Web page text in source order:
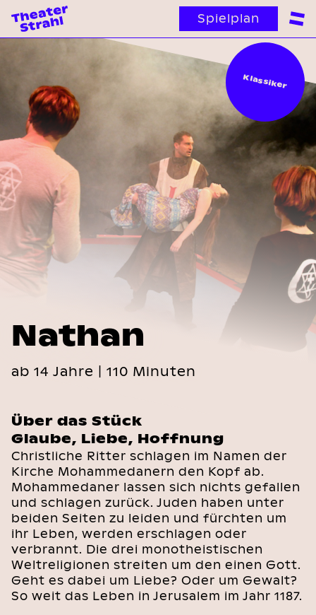
Spielplan
Klassiker
Nathan
ab 14 Jahre | 110 Minuten
Über das Stück
Glaube, Liebe, Hoffnung
Christliche Ritter schlagen im Namen der
Kirche Mohammedanern den Kopf ab.
Mohammedaner lassen sich nichts gefallen
und schlagen zurück. Juden haben unter
beiden Seiten zu leiden und fürchten um
ihr Leben, werden erschlagen oder
verbrannt. Die drei monotheistischen
Weltreligionen streiten um den einen Gott.
Geht es dabei um Liebe? Oder um Gewalt?
So weit das Leben in Jerusalem im Jahr 1187.